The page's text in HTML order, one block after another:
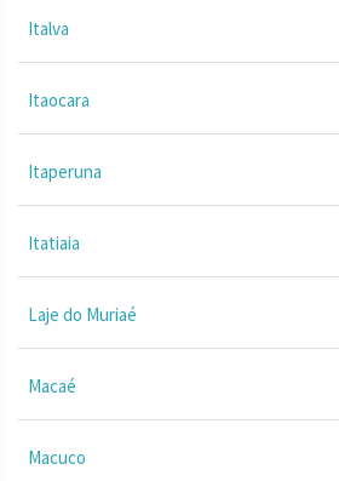
Italva
Itaocara
Itaperuna
Itatiaia
Laje do Muriaé
Macaé
Macuco